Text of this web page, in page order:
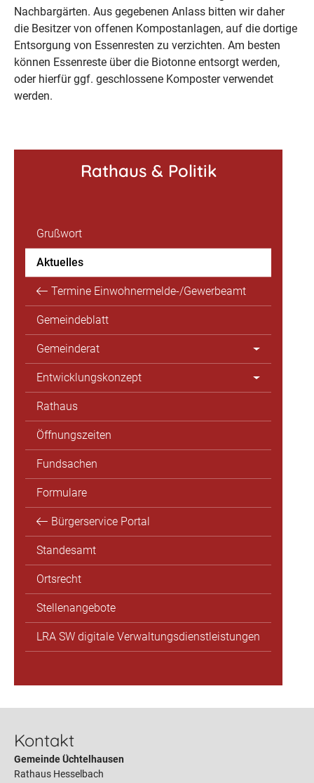
Nachbargärten. Aus gegebenen Anlass bitten wir daher
die Besitzer von offenen Kompostanlagen, auf die dortige
Entsorgung von Essenresten zu verzichten. Am besten
können Essenreste über die Biotonne entsorgt werden,
oder hierfür ggf. geschlossene Komposter verwendet
werden.
Rathaus & Politik
Grußwort
Aktuelles
Termine Einwohnermelde-/Gewerbeamt
Gemeindeblatt
Gemeinderat
Entwicklungskonzept
Rathaus
Öffnungszeiten
Fundsachen
Formulare
Bürgerservice Portal
Standesamt
Ortsrecht
Stellenangebote
LRA SW digitale Verwaltungsdienstleistungen
Kontakt
Gemeinde Üchtelhausen
Rathaus Hesselbach